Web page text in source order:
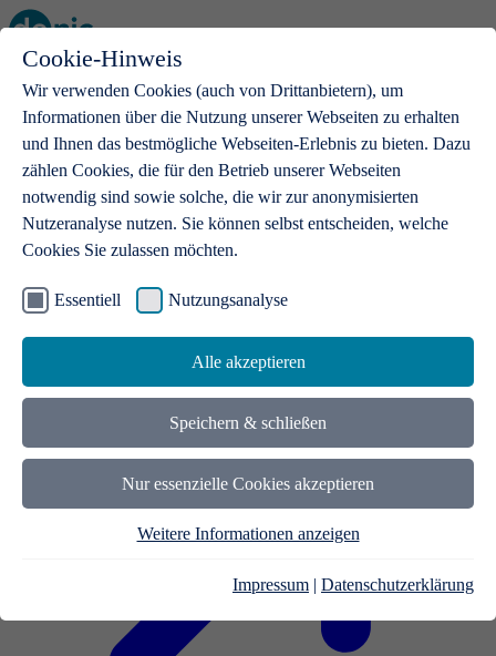
Cookie-Hinweis
Wir verwenden Cookies (auch von Drittanbietern), um
Informationen über die Nutzung unserer Webseiten zu erhalten
und Ihnen das bestmögliche Webseiten-Erlebnis zu bieten. Dazu
zählen Cookies, die für den Betrieb unserer Webseiten
notwendig sind sowie solche, die wir zur anonymisierten
Nutzeranalyse nutzen. Sie können selbst entscheiden, welche
Cookies Sie zulassen möchten.
Essentiell Nutzungsanalyse
Alle akzeptieren
Speichern & schließen
Nur essenzielle Cookies akzeptieren
Weitere Informationen anzeigen
Impressum | Datenschutzerklärung
Open main menu
.de-Domains
Mit einer .de-Domain erhalten Ideen eine Bühne